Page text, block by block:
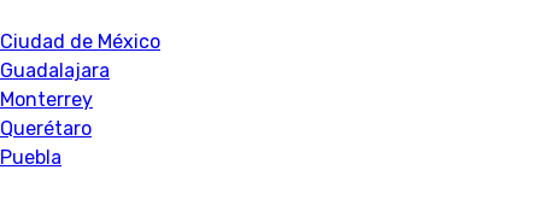
Ciudad de México
Guadalajara
Monterrey
Querétaro
Puebla